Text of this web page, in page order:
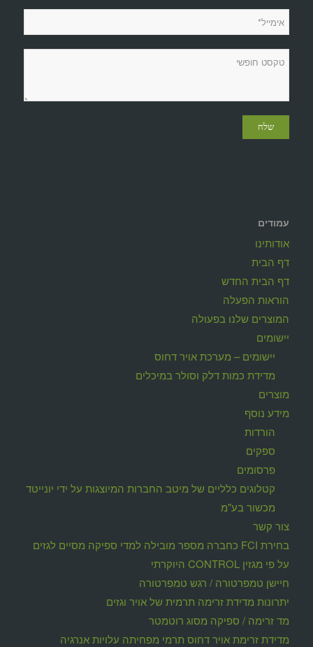
עמודים
אודותינו
דף הבית
דף הבית החדש
הוראות הפעלה
המוצרים שלנו בפעולה
יישומים
יישומים – מערכת אויר דחוס
מדידת כמות דלק וסולר במיכלים
מוצרים
מידע נוסף
הורדות
ספקים
פרסומים
קטלוגים כלליים של מיטב החברות המיוצגות על ידי יונייטד
מכשור בע"מ
צור קשר
בחירת FCI כחברה מספר מובילה למדי ספיקה מסיים לגזים
על פי מגזין CONTROL היוקרתי
חיישן טמפרטורה / רגש טמפרטורה
יתרונות מדידת זרימה תרמית של אויר וגזים
מד זרימה / ספיקה מסוג רוטמטר
מדידת זרימת אויר דחוס תרמי מפחיתה עלויות אנרגיה